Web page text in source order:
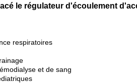
le régulateur d'écoulement
respiratoires
et de sang